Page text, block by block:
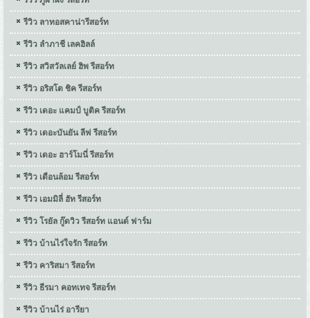
รีวิว ลาทอสคาน่ารีสอร์ท
รีวิว ลำภาชี เลคฮิลล์
รีวิว สวิสวัลเลย์ ฮิพ รีสอร์ท
รีวิว อริสโต ชิค รีสอร์ท
รีวิว เดอะ แคมป์ บูติค รีสอร์ท
รีวิว เดอะบันยัน ลีฟ รีสอร์ท
รีวิว เดอะ ฮาร์โมนี่ รีสอร์ท
รีวิว เดือนล้อม รีสอร์ท
รีวิว เอมมิลี่ ฮัท รีสอร์ท
รีวิว โรยัล กู๊ดวิว รีสอร์ท แอนด์ ฟาร์ม
รีวิว บ้านไร่ใจรัก รีสอร์ท
รีวิว คาริสมา รีสอร์ท
รีวิว ธีรมา คอทเทจ รีสอร์ท
รีวิว บ้านไร่ อารียา